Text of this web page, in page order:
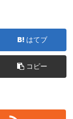
はてブ
コピー